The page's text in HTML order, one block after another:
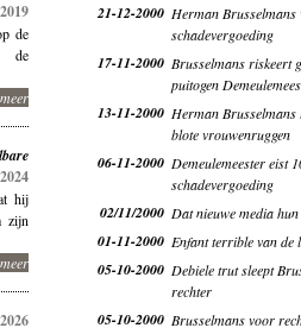
de
de
hij
zijn
21-12-2000 Herman Brusselmans
schadevergoeding
17-11-2000 Brusselmans riskeert
puitogen Demeulemees
13-11-2000 Herman Brusselmans
blote vrouwenruggen
06-11-2000 Demeulemeester eist
schadevergoeding
02/11/2000 Dat nieuwe media
01-11-2000 Enfant terrible van de
05-10-2000 Debiele trut sleept
rechter
05-10-2000 Brusselmans voor